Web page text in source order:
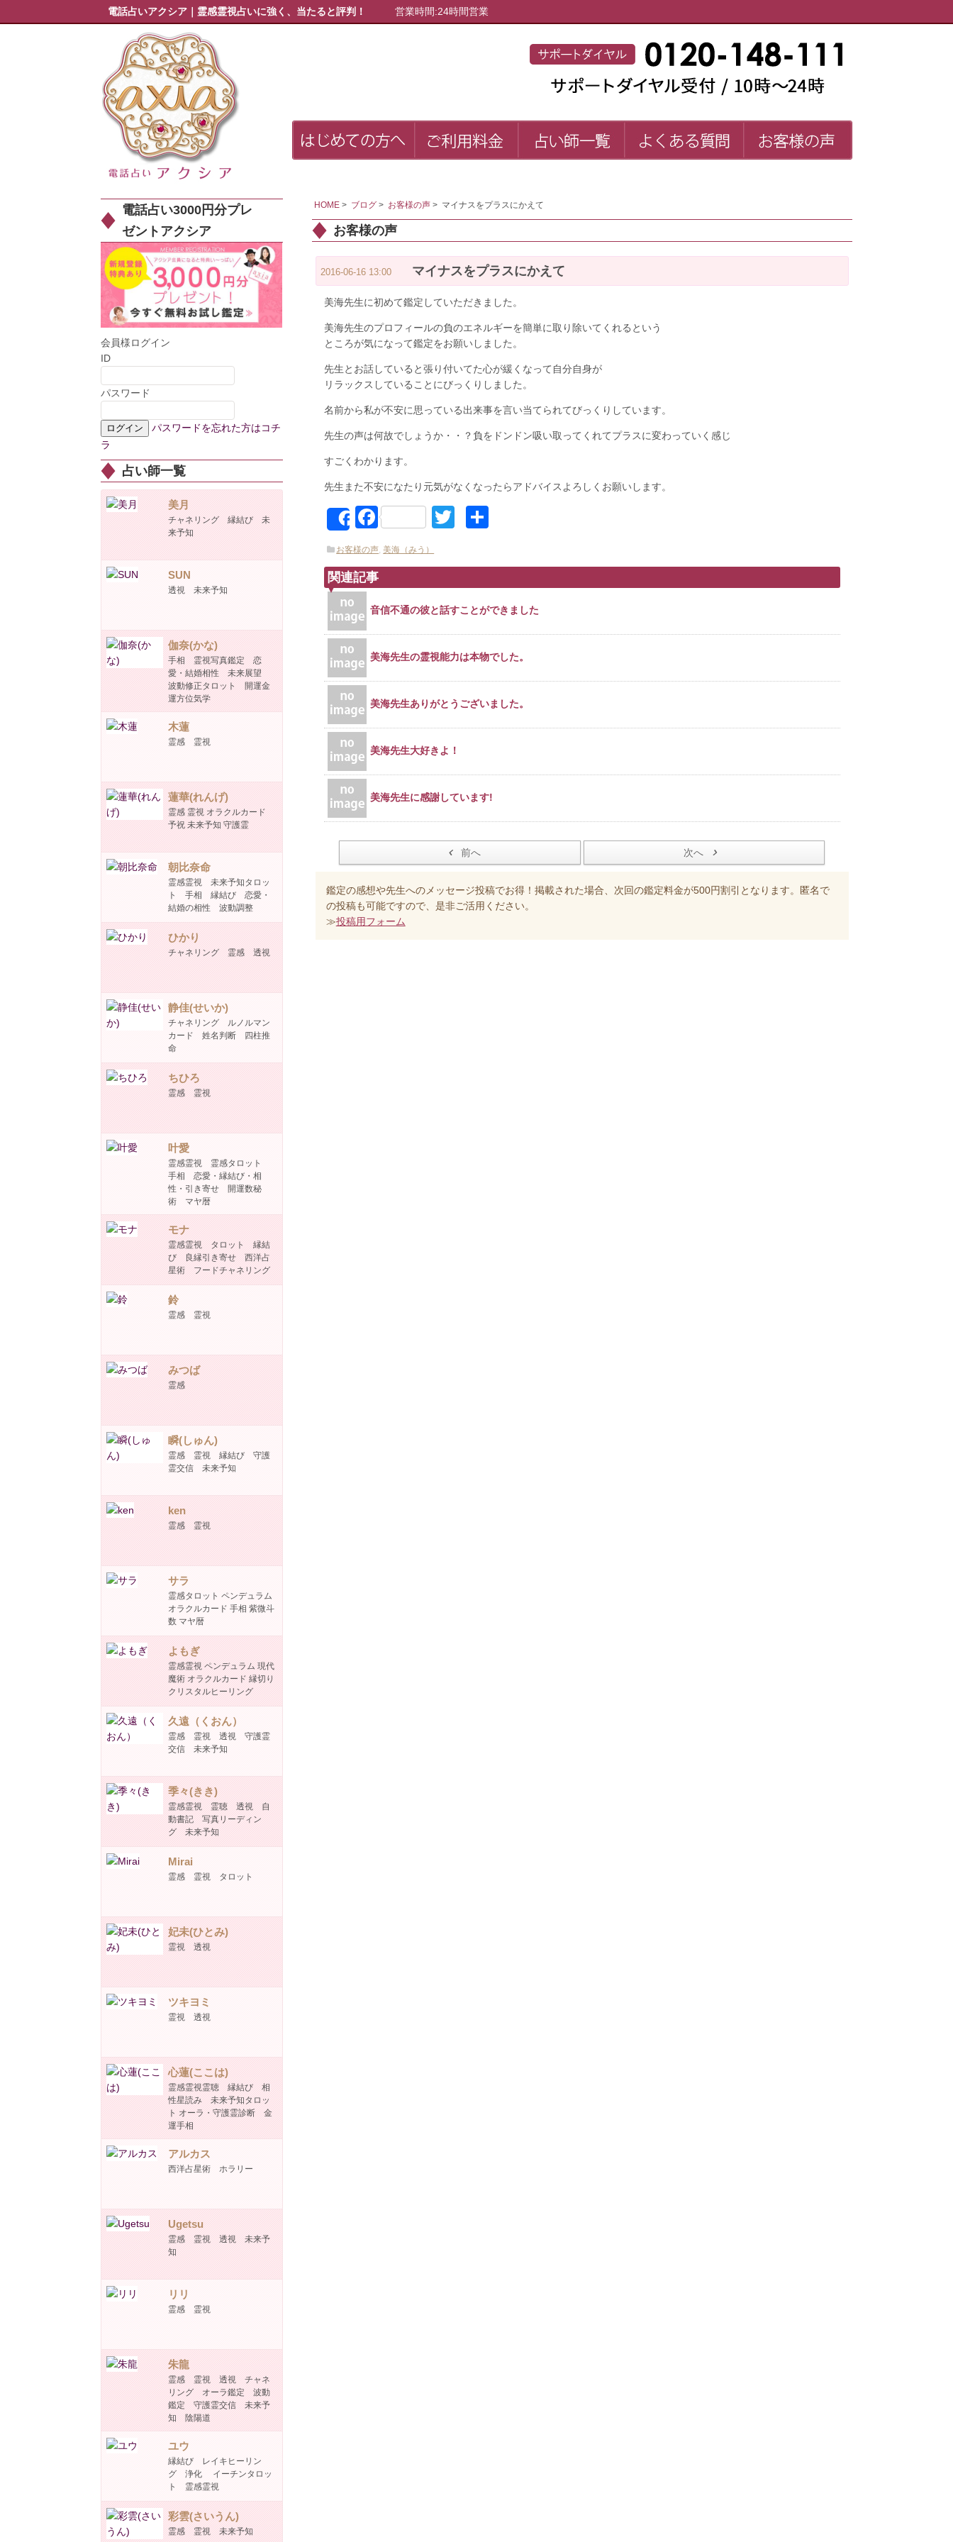
電話占いアクシア｜霊感霊視占いに強く、当たると評判！ 営業時間:24時間営業
電話占い3000円分プレ
ゼントアクシア
会員様ログイン
ID
パスワード
パスワードを忘れた方はコチ
ラ
占い師一覧
美月
チャネリング 縁結び 未
来予知
SUN
透視 未来予知
伽奈(かな)
手相 霊視写真鑑定 恋
愛・結婚相性 未来展望
波動修正タロット 開運金
運方位気学
木蓮
霊感 霊視
蓮華(れんげ)
霊感 霊視 オラクルカード
予祝 未来予知 守護霊
朝比奈命
霊感霊視 未来予知タロッ
ト 手相 縁結び 恋愛・
結婚の相性 波動調整
ひかり
チャネリング 霊感 透視
静佳(せいか)
チャネリング ルノルマン
カード 姓名判断 四柱推
命
ちひろ
霊感 霊視
叶愛
霊感霊視 霊感タロット
手相 恋愛・縁結び・相
性・引き寄せ 開運数秘
術 マヤ暦
モナ
霊感霊視 タロット 縁結
び 良縁引き寄せ 西洋占
星術 フードチャネリング
鈴
霊感 霊視
みつば
霊感
瞬(しゅん)
霊感 霊視 縁結び 守護
霊交信 未来予知
ken
霊感 霊視
サラ
霊感タロット ペンデュラム
オラクルカード 手相 紫微斗
数 マヤ暦
よもぎ
霊感霊視 ペンデュラム 現代
魔術 オラクルカード 縁切り
クリスタルヒーリング
久遠（くおん）
霊感 霊視 透視 守護霊
交信 未来予知
季々(きき)
霊感霊視 霊聴 透視 自
動書記 写真リーディン
グ 未来予知
Mirai
霊感 霊視 タロット
妃未(ひとみ)
霊視 透視
ツキヨミ
霊視 透視
心蓮(ここは)
霊感霊視霊聴 縁結び 相
性星読み 未来予知タロッ
ト オーラ・守護霊診断 金
運手相
アルカス
西洋占星術 ホラリー
Ugetsu
霊感 霊視 透視 未来予
知
リリ
霊感 霊視
朱龍
霊感 霊視 透視 チャネ
リング オーラ鑑定 波動
鑑定 守護霊交信 未来予
知 陰陽道
ユウ
縁結び レイキヒーリン
グ 浄化 イーチンタロッ
ト 霊感霊視
彩雲(さいうん)
霊感 霊視 未来予知
HOME> ブログ> お客様の声> マイナスをプラスにかえて
お客様の声
2016-06-16 13:00 マイナスをプラスにかえて
美海先生に初めて鑑定していただきました。
美海先生のプロフィールの負のエネルギーを簡単に取り除いてくれるという
ところが気になって鑑定をお願いしました。
先生とお話していると張り付いてた心が緩くなって自分自身が
リラックスしていることにびっくりしました。
名前から私が不安に思っている出来事を言い当てられてびっくりしています。
先生の声は何故でしょうか・・？負をドンドン吸い取ってくれてプラスに変わっていく感じ
すごくわかります。
先生また不安になたり元気がなくなったらアドバイスよろしくお願いします。
ShareFacebookTwitter
お客様の声,美海（みう）
関連記事
音信不通の彼と話すことができました
美海先生の霊視能力は本物でした。
美海先生ありがとうございました。
美海先生大好きよ！
美海先生に感謝しています!
前へ 次へ
鑑定の感想や先生へのメッセージ投稿でお得！掲載された場合、次回の鑑定料金が500円割引となります。匿名で
の投稿も可能ですので、是非ご活用ください。
≫投稿用フォーム